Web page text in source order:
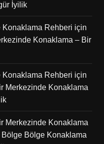
İyilik
Rehberi için
Konaklama – Bir
Rehberi için
Merkezinde Konaklama
Merkezinde Konaklama
Bölge Konaklama